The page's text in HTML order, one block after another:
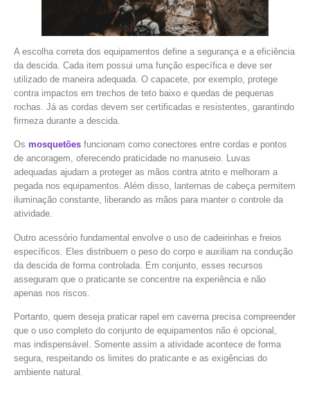
A escolha correta dos equipamentos define a segurança e a eficiência
da descida. Cada item possui uma função específica e deve ser
utilizado de maneira adequada. O capacete, por exemplo, protege
contra impactos em trechos de teto baixo e quedas de pequenas
rochas. Já as cordas devem ser certificadas e resistentes, garantindo
firmeza durante a descida.
Os mosquetões funcionam como conectores entre cordas e pontos
de ancoragem, oferecendo praticidade no manuseio. Luvas
adequadas ajudam a proteger as mãos contra atrito e melhoram a
pegada nos equipamentos. Além disso, lanternas de cabeça permitem
iluminação constante, liberando as mãos para manter o controle da
atividade.
Outro acessório fundamental envolve o uso de cadeirinhas e freios
específicos. Eles distribuem o peso do corpo e auxiliam na condução
da descida de forma controlada. Em conjunto, esses recursos
asseguram que o praticante se concentre na experiência e não
apenas nos riscos.
Portanto, quem deseja praticar rapel em caverna precisa compreender
que o uso completo do conjunto de equipamentos não é opcional,
mas indispensável. Somente assim a atividade acontece de forma
segura, respeitando os limites do praticante e as exigências do
ambiente natural.